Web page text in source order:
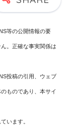
等の公開情報の要
。正確な事実関係は
投稿の引用、ウェブ
ものであり、本サイ
います。